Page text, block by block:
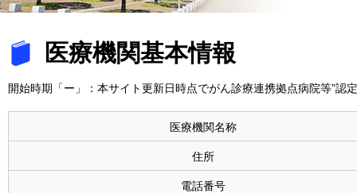
医療機関基本情報
開始時期「ー」：本サイト更新日時点でがん診療連携拠点病院等”認
医療機関名称
住所
電話番号